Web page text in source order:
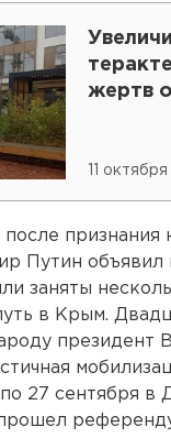
жертв
11
Путин
заняты
в Крым.
президент
27 сентября